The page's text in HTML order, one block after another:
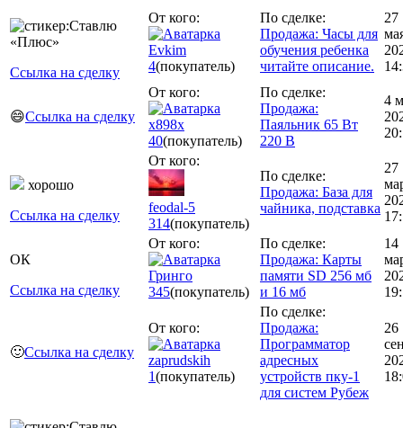
Ссылка на сделку
От кого:
Evkim
4(покупатель)
По сделке:
Продажа: Часы для
обучения ребенка
читайте описание.
27
😄Ссылка на сделку
От кого:
x898x
40(покупатель)
По сделке:
Продажа:
Паяльник 65 Вт
220 В
4
хорошо
Ссылка на сделку
От кого:
feodal-5
314(покупатель)
По сделке:
Продажа: База для
чайника, подставка
27
ОК
Ссылка на сделку
От кого:
Гринго
345(покупатель)
По сделке:
Продажа: Карты
памяти SD 256 мб
и 16 мб
14
🙂Ссылка на сделку
От кого:
zaprudskih
1(покупатель)
По сделке:
Продажа:
Программатор
адресных
устройств пку-1
для систем Рубеж
26